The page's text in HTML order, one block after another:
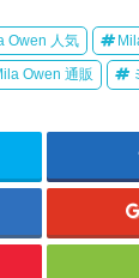
Owen 人気
Owen 通販